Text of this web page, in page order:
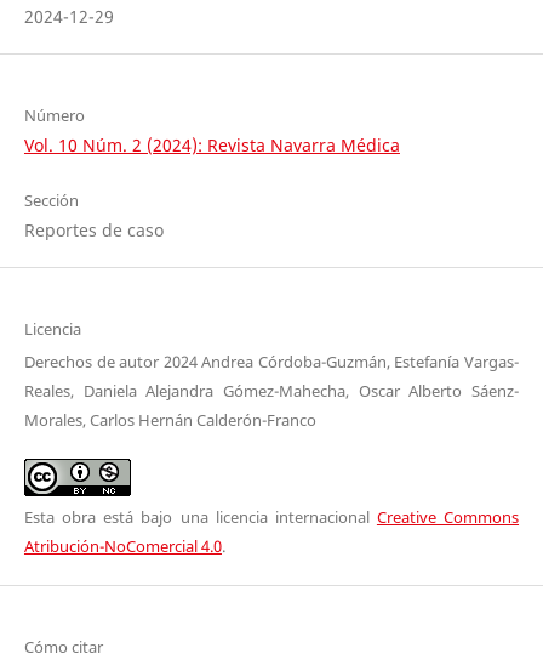
2024-12-29
Número
Vol. 10 Núm. 2 (2024): Revista Navarra Médica
Sección
Reportes de caso
Licencia
Derechos de autor 2024 Andrea Córdoba-Guzmán, Estefanía Vargas-
Reales, Daniela Alejandra Gómez-Mahecha, Oscar Alberto Sáenz-
Morales, Carlos Hernán Calderón-Franco
Esta obra está bajo una licencia internacional Creative Commons
Atribución-NoComercial 4.0.
Cómo citar